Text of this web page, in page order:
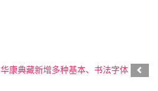
华康典藏新增多种基本、书法字体